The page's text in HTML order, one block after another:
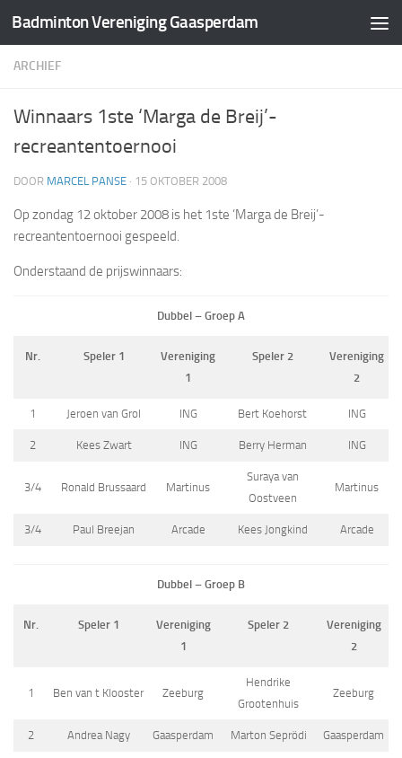
Doorgaan naar inhoud
Badminton Vereniging Gaasperdam
ARCHIEF
Winnaars 1ste ‘Marga de Breij’-
recreantentoernooi
DOOR MARCEL PANSE · 15 OKTOBER 2008
Op zondag 12 oktober 2008 is het 1ste ‘Marga de Breij’-
recreantentoernooi gespeeld.
Onderstaand de prijswinnaars:
Dubbel – Groep A
Nr. Speler 1
Vereniging
1
Speler 2
Vereniging
2
1 Jeroen van Grol ING Bert Koehorst ING
2 Kees Zwart ING Berry Herman ING
3/4 Ronald Brussaard Martinus
Suraya van
Oostveen
Martinus
3/4 Paul Breejan Arcade Kees Jongkind Arcade
Dubbel – Groep B
Nr. Speler 1
Vereniging
1
Speler 2
Vereniging
2
1 Ben van t Klooster Zeeburg
Hendrike
Grootenhuis
Zeeburg
2 Andrea Nagy Gaasperdam Marton Seprödi Gaasperdam